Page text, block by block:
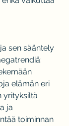
sen sääntely
elämän eri
yrityksiltä
ja
toiminnan